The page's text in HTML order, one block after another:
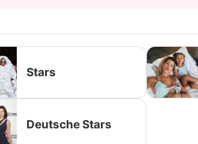
Stars
Deutsche Stars